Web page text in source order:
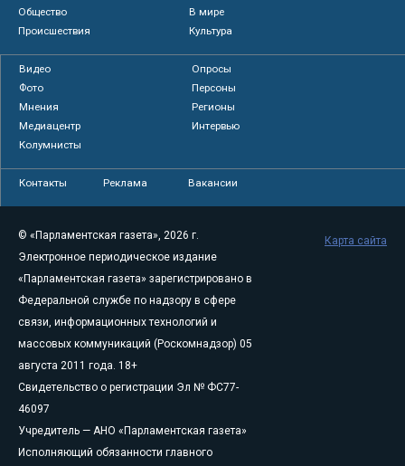
Общество
В мире
Происшествия
Культура
Видео
Опросы
Фото
Персоны
Мнения
Регионы
Медиацентр
Интервью
Колумнисты
Контакты Реклама Вакансии
© «Парламентская газета», 2026 г.
Электронное периодическое издание
«Парламентская газета» зарегистрировано в
Федеральной службе по надзору в сфере
связи, информационных технологий и
массовых коммуникаций (Роскомнадзор) 05
августа 2011 года. 18+
Свидетельство о регистрации Эл № ФС77-
46097
Учредитель — АНО «Парламентская газета»
Исполняющий обязанности главного
Карта сайта